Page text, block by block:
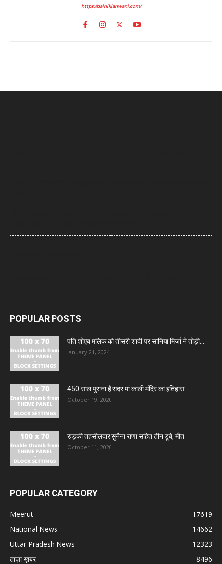
https://dainikjanwani.com/
POPULAR POSTS
पति शोएब मलिक की तीसरी शादी पर सानिया मिर्जा ने तोड़ी...
January 21, 2024
450 साल पुराना है सदर मां काली मंदिर का इतिहास
October 19, 2020
रुड़की तहसीलदार सुनैना राणा सहित तीन डूबे, मौत
October 11, 2020
POPULAR CATEGORY
Meerut
17619
National News
14662
Uttar Pradesh News
12323
ताज़ा ख़बर
8496